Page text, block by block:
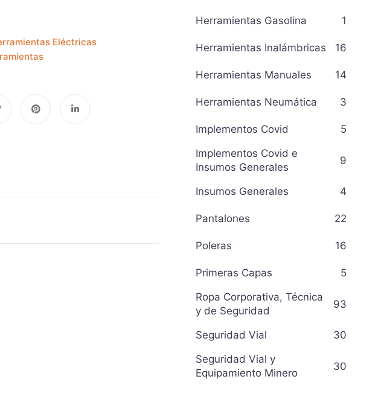
Eléctricas
Herramientas Gasolina 1
Herramientas Inalámbricas 16
Herramientas Manuales 14
Herramientas Neumática 3
Implementos Covid
5
Implementos Covid e
Insumos Generales
9
Insumos Generales 4
Pantalones 22
Poleras 16
Primeras Capas
5
Ropa Corporativa, Técnica
y de Seguridad
93
Seguridad Vial
30
Seguridad Vial y
Equipamiento Minero
30